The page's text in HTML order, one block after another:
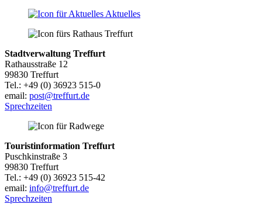
Aktuelles
Stadtverwaltung Treffurt
Rathausstraße 12
99830 Treffurt
Tel.: +49 (0) 36923 515-0
email: post@treffurt.de
Sprechzeiten
Touristinformation Treffurt
Puschkinstraße 3
99830 Treffurt
Tel.: +49 (0) 36923 515-42
email: info@treffurt.de
Sprechzeiten